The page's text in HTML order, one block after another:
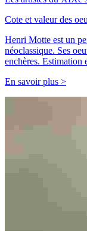
Cote et valeur des
Henri Motte est un
néoclassique. Ses
enchères. Estimation
En savoir plus >